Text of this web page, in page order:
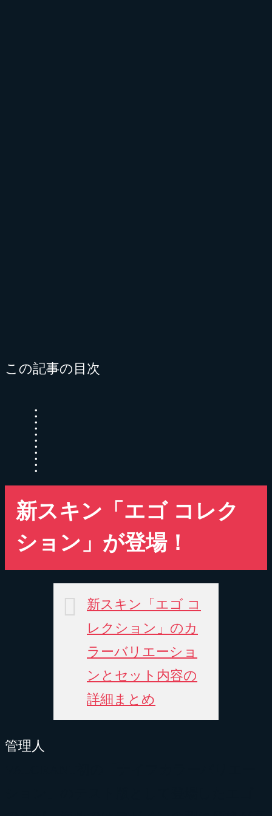
この記事の目次
新スキン「エゴ コレク
ション」が登場！
新スキン「エゴ コ
レクション」のカ
ラーバリエーショ
ンとセット内容の
詳細まとめ